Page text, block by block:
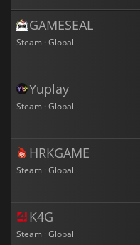
GAMESEAL
Steam · Global
Yuplay
Steam · Global
HRKGAME
Steam · Global
K4G
Steam · Global